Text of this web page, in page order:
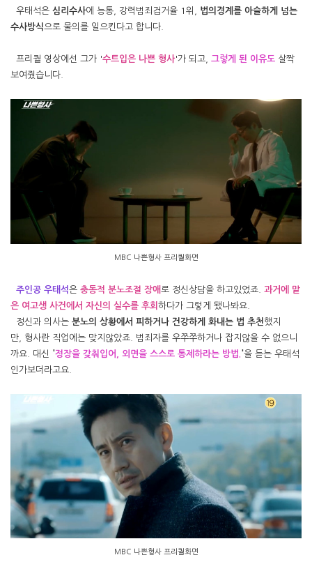
우태석은 심리수사에 능통, 강력범죄검거율 1위, 법의경계를 아슬하게 넘는
수사방식으로 물의를 일으킨다고 합니다.
프리퀄 영상에선 그가 '수트입은 나쁜 형사'가 되고, 그렇게 된 이유도 살짝
보여줬습니다.
MBC 나쁜형사 프리퀄화면
주인공 우태석은 충동적 분노조절 장애로 정신상담을 하고있었죠. 과거에 맡
은 여고생 사건에서 자신의 실수를 후회 하다가 그렇게 됐나봐요.
정신과 의사는 분노의 상황에서 피하거나 건강하게 화내는 법 추천했지
만, 형사란 직업에는 맞지않았죠. 범죄자를 우쭈쭈하거나 잡지않을 수 없으니
까요. 대신 '정장을 갖춰입어, 외면을 스스로 통제하라는 방법. '을 듣는 우태석
인가보더라고요.
MBC 나쁜형사 프리퀄화면